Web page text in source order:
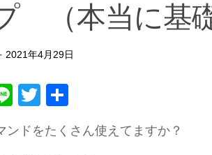
（本当に基
· 2021年4月29日
LineTwitter
ンドをたくさん使えてますか？